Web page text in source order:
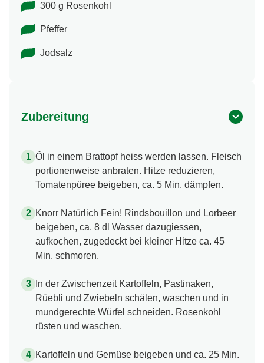
300 g Rosenkohl
Pfeffer
Jodsalz
Zubereitung
Öl in einem Brattopf heiss werden lassen. Fleisch
portionenweise anbraten. Hitze reduzieren,
Tomatenpüree beigeben, ca. 5 Min. dämpfen.
Knorr Natürlich Fein! Rindsbouillon und Lorbeer
beigeben, ca. 8 dl Wasser dazugiessen,
aufkochen, zugedeckt bei kleiner Hitze ca. 45
Min. schmoren.
In der Zwischenzeit Kartoffeln, Pastinaken,
Rüebli und Zwiebeln schälen, waschen und in
mundgerechte Würfel schneiden. Rosenkohl
rüsten und waschen.
Kartoffeln und Gemüse beigeben und ca. 25 Min.